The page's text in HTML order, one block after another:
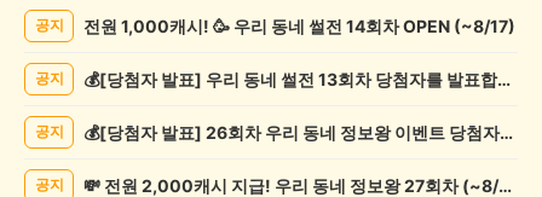
공지 전원 1,000캐시! 🥳 우리 동네 썰전 14회차 OPEN (~8/17)
공지 💰[당첨자 발표] 우리 동네 썰전 13회차 당첨자를 발표합니다!
공지 💰[당첨자 발표] 26회차 우리 동네 정보왕 이벤트 당첨자를 발표합니다!
공지 💸 전원 2,000캐시 지급! 우리 동네 정보왕 27회차 (~8/10)